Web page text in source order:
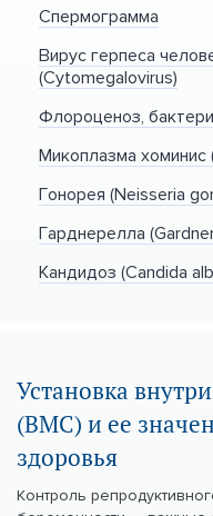
Спермограмма
Вирус герпеса
(Cytomegalovirus)
Флороценоз,
Микоплазма хоминис
Гонорея (Neisseria
Гарднерелла
Кандидоз (Candida
Установка
(ВМС) и ее
здоровья
Контроль